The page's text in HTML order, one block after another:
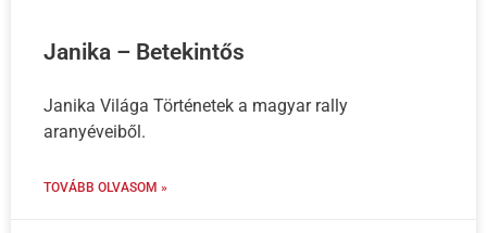
Janika – Betekintős
Janika Világa Történetek a magyar rally
aranyéveiből.
TOVÁBB OLVASOM »